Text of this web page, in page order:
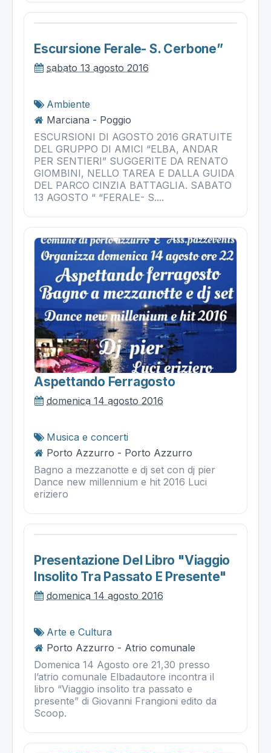
Escursione Ferale- S. Cerbone”
sabato 13 agosto 2016
Ambiente
Marciana - Poggio
ESCURSIONI DI AGOSTO 2016 GRATUITE
DEL GRUPPO DI AMICI “ELBA, ANDAR
PER SENTIERI” SUGGERITE DA RENATO
GIOMBINI, NELLO TAREA E DALLA GUIDA
DEL PARCO CINZIA BATTAGLIA. SABATO
13 AGOSTO “ “FERALE- S....
Aspettando Ferragosto
domenica 14 agosto 2016
Musica e concerti
Porto Azzurro - Porto Azzurro
Bagno a mezzanotte e dj set con dj pier
Dance new millennium e hit 2016 Luci
eriziero
Presentazione Del Libro "viaggio
Insolito Tra Passato E Presente"
domenica 14 agosto 2016
Arte e Cultura
Porto Azzurro - Atrio comunale
Domenica 14 Agosto ore 21,30 presso
l’atrio comunale Elbadautore incontra il
libro “Viaggio insolito tra passato e
presente” di Giovanni Frangioni edito da
Scoop.